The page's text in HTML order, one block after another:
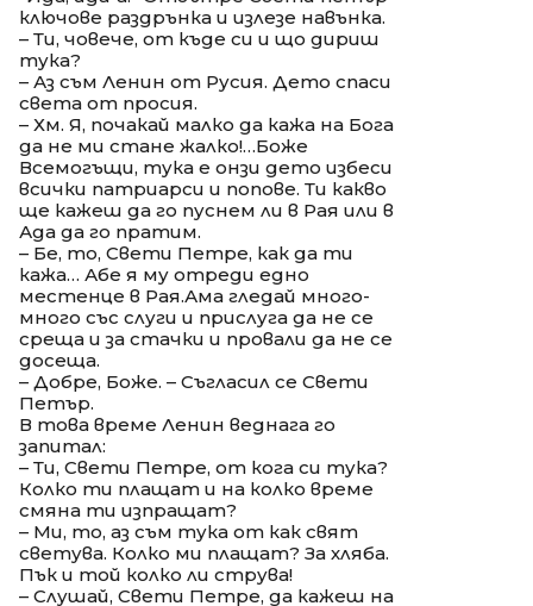
ключове раздрънка и излезе навънка.
– Ти, човече, от къде си и що дириш
тука?
– Аз съм Ленин от Русия. Дето спаси
света от просия.
– Хм. Я, почакай малко да кажа на Бога
да не ми стане жалко!…Боже
Всемогъщи, тука е онзи дето избеси
всички патриарси и попове. Ти какво
ще кажеш да го пуснем ли в Рая или в
Ада да го пратим.
– Бе, то, Свети Петре, как да ти
кажа… Абе я му отреди едно
местенце в Рая.Ама гледай много-
много със слуги и прислуга да не се
среща и за стачки и провали да не се
досеща.
– Добре, Боже. – Съгласил се Свети
Петър.
В това време Ленин веднага го
запитал:
– Ти, Свети Петре, от кога си тука?
Колко ти плащат и на колко време
смяна ти изпращат?
– Ми, то, аз съм тука от как свят
светува. Колко ми плащат? За хляба.
Пък и той колко ли струва!
– Слушай, Свети Петре, да кажеш на